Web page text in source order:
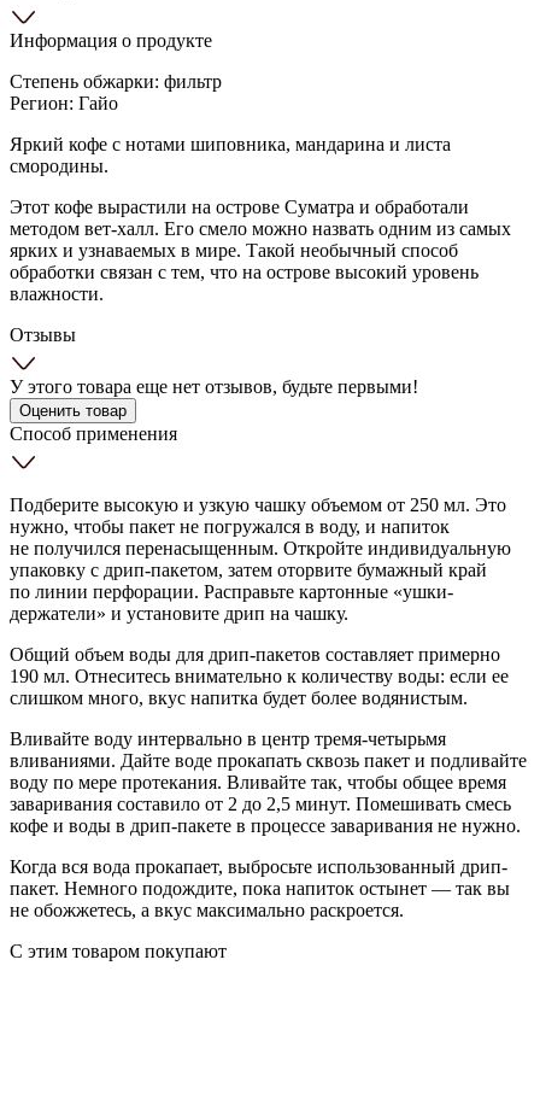
Информация о продукте
Степень обжарки: фильтр
Регион: Гайо
Яркий кофе с нотами шиповника, мандарина и листа
смородины.
Этот кофе вырастили на острове Суматра и обработали
методом вет-халл. Его смело можно назвать одним из самых
ярких и узнаваемых в мире. Такой необычный способ
обработки связан с тем, что на острове высокий уровень
влажности.
Отзывы
У этого товара еще нет отзывов, будьте первыми!
Оценить товар
Способ применения
Подберите высокую и узкую чашку объемом от 250 мл. Это
нужно, чтобы пакет не погружался в воду, и напиток
не получился перенасыщенным. Откройте индивидуальную
упаковку с дрип-пакетом, затем оторвите бумажный край
по линии перфорации. Расправьте картонные «ушки-
держатели» и установите дрип на чашку.
Общий объем воды для дрип-пакетов составляет примерно
190 мл. Отнеситесь внимательно к количеству воды: если ее
слишком много, вкус напитка будет более водянистым.
Вливайте воду интервально в центр тремя-четырьмя
вливаниями. Дайте воде прокапать сквозь пакет и подливайте
воду по мере протекания. Вливайте так, чтобы общее время
заваривания составило от 2 до 2,5 минут. Помешивать смесь
кофе и воды в дрип-пакете в процессе заваривания не нужно.
Когда вся вода прокапает, выбросьте использованный дрип-
пакет. Немного подождите, пока напиток остынет — так вы
не обожжетесь, а вкус максимально раскроется.
С этим товаром покупают